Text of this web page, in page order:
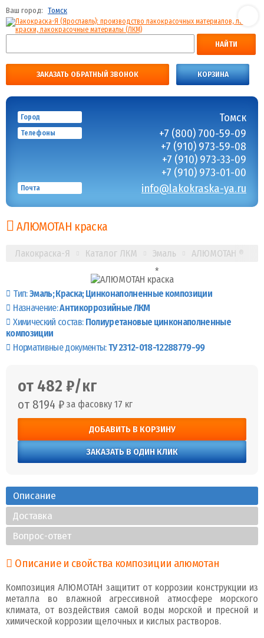
Ваш город: Томск
НАЙТИ
ЗАКАЗАТЬ ОБРАТНЫЙ ЗВОНОК КОРЗИНА
Город Томск
Телефоны
+7 (800) 700-59-09
+7 (910) 973-59-08
+7 (910) 973-33-09
+7 (910) 973-01-00
Почта info@lakokraska-ya.ru
АЛЮМОТАН краска
Лакокраска-Я Каталог ЛКМ Эмаль АЛЮМОТАН ®
Тип:Эмаль Краска Цинконаполненные композиции
Назначение:Антикоррозийные ЛКМ
Химический состав: Полиуретановые цинконаполненные
композиции
Нормативные документы:ТУ 2312-018-12288779-99
от 482 ₽/кг
от 8194 ₽ за фасовку 17 кг
ДОБАВИТЬ В КОРЗИНУ
ЗАКАЗАТЬ В ОДИН КЛИК
Описание
Доставка
Вопрос-ответ
Описание и свойства композиции алюмотан
Композиция АЛЮМОТАН защитит от коррозии конструкции из
металла во влажной агрессивной атмосфере морского
климата, от воздействия самой воды морской и пресной и
химической коррозии щелочных и кислых растворов.